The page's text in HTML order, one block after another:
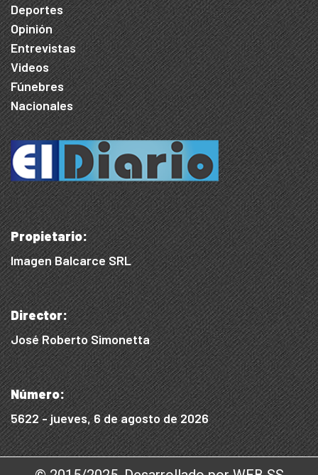
Deportes
Opinión
Entrevistas
Videos
Fúnebres
Nacionales
Propietario:
Imagen Balcarce SRL
Director:
José Roberto Simonetta
Número:
5622 - jueves, 6 de agosto de 2026